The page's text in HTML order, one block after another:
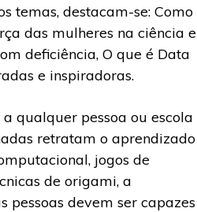
temas, destacam-se: Como
das mulheres na ciência e
deficiência, O que é Data
e inspiradoras.
qualquer pessoa ou escola
retratam o aprendizado
jogos de
de origami, a
devem ser capazes